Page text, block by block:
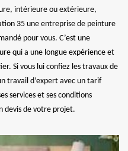
intérieure ou extérieure,
35 une entreprise de peinture
pour vous. C’est une
qui a une longue expérience et
Si vous lui confiez les travaux de
travail d’expert avec un tarif
services et ses conditions
devis de votre projet.